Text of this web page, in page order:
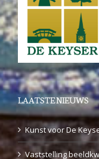
LAATSTE NIEUWS
Kunst voor De
Vaststelling